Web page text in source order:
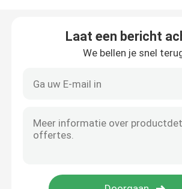
poeder compact geval
Lege Lipglossfles
Kosmetisch Pen Packaging
Laat een bericht
We bellen je snel